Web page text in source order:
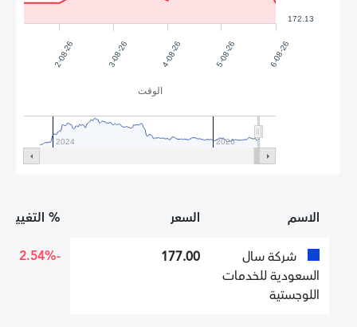
الوقت
2-08-26 3-08-26 4-08-26 5-08-26 6-08-26
2024 2026
172.13
الاسم السعر % التغيير
شركة سال
السعودية للخدمات
اللوجستية
177.00
-2.54%